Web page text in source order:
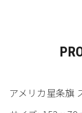
アメリカ星条旗